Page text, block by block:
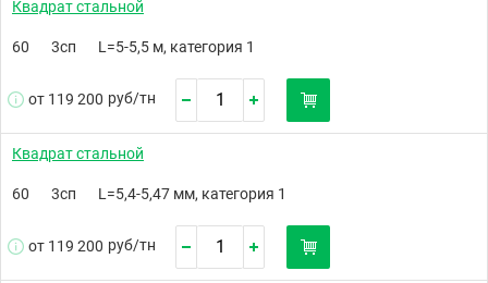
Квадрат стальной
60 3сп L=5-5,5 м, категория 1
от 119 200 руб/тн
Квадрат стальной
60 3сп L=5,4-5,47 мм, категория 1
от 119 200 руб/тн